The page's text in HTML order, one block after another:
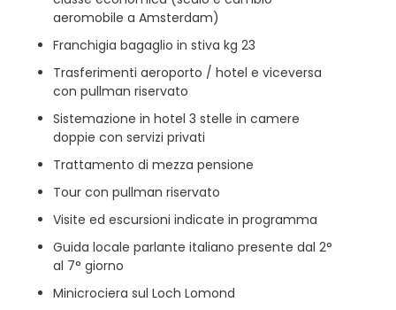
aeromobile a Amsterdam)
Franchigia bagaglio in stiva kg 23
Trasferimenti aeroporto / hotel e viceversa
con pullman riservato
Sistemazione in hotel 3 stelle in camere
doppie con servizi privati
Trattamento di mezza pensione
Tour con pullman riservato
Visite ed escursioni indicate in programma
Guida locale parlante italiano presente dal 2°
al 7° giorno
Minicrociera sul Loch Lomond